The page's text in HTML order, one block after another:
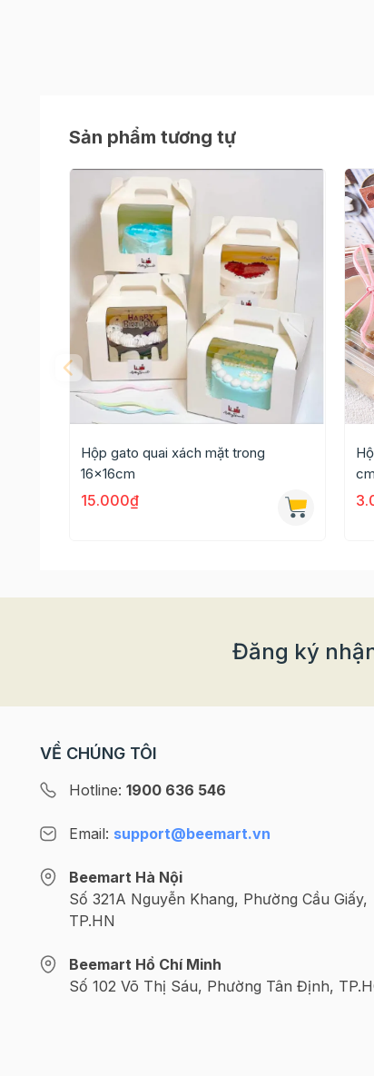
Sản phẩm tương tự
Hộp gato quai xách mặt trong
16x16cm
15.000₫
Đăng ký
VỀ CHÚNG TÔI
Hotline: 1900 636 546
Email: support@beemart.vn
Beemart Hà Nội
Số 321A Nguyễn Khang, Phường Cầu Giấy,
TP.HN
Beemart Hồ Chí Minh
Số 102 Võ Thị Sáu, Phường Tân Định,